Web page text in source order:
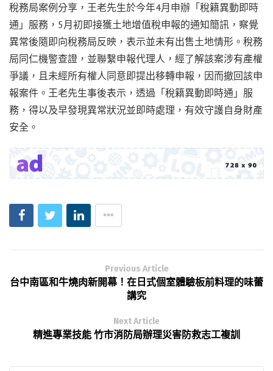
稅務局案例分享，王老先生於今年4月申辦「稅籍異動即時
通」服務，5月初即接獲土地增值稅申報的通知簡訊，察覺
異常後隨即向稅務局反映，表示並未有出售土地情形。稅務
局同仁機警查證，並聯繫申報代理人，經了解該案涉有產權
爭議，且未經所有權人同意即提出移轉申報，因而撤回該申
報案件。王老先生事後表示，透過「稅籍異動即時通」服
務，得以及早發現異常狀況並即時處理，有效守護自身財產
安全。
Previous Article
台中南區和牛燒肉新開幕！在日式個室體驗板前料理的味蕾
講究
Next Article
精進專業技能 竹市消防局辦理災害防救志工複訓